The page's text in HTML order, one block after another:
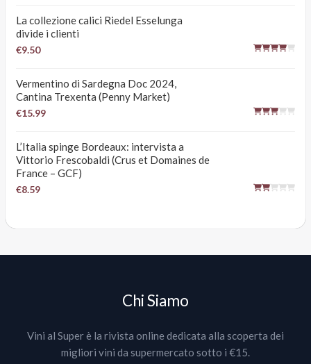
La collezione calici Riedel Esselunga
divide i clienti
€9.50
Vermentino di Sardegna Doc 2024,
Cantina Trexenta (Penny Market)
€15.99
L’Italia spinge Bordeaux: intervista a
Vittorio Frescobaldi (Crus et Domaines de
France – GCF)
€8.59
Chi Siamo
Vini al Super è la rivista online dedicata alla scoperta dei
migliori vini da supermercato sotto i €15.